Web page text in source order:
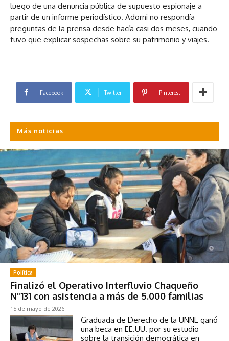
luego de una denuncia pública de supuesto espionaje a
partir de un informe periodístico. Adorni no respondía
preguntas de la prensa desde hacía casi dos meses, cuando
tuvo que explicar sospechas sobre su patrimonio y viajes.
Facebook Twitter Pinterest
Más noticias
Política
Finalizó el Operativo Interfluvio Chaqueño
N°131 con asistencia a más de 5.000 familias
15 de mayo de 2026
Graduada de Derecho de la UNNE ganó
una beca en EE.UU. por su estudio
sobre la transición democrática en